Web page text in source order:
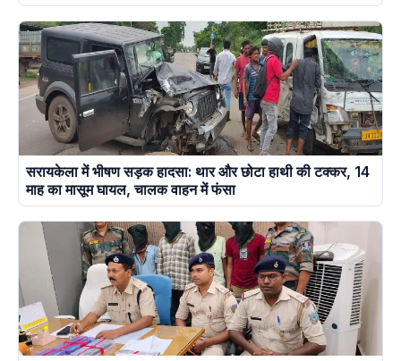
सरायकेला में भीषण सड़क हादसा: थार और छोटा हाथी की टक्कर, 14
माह का मासूम घायल, चालक वाहन में फंसा